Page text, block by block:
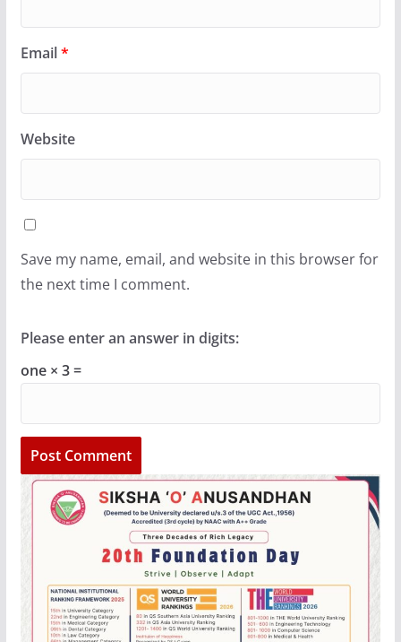
Email*
Website
Save my name, email, and website in this browser for
the next time I comment.
Please enter an answer in digits:
one × 3 =